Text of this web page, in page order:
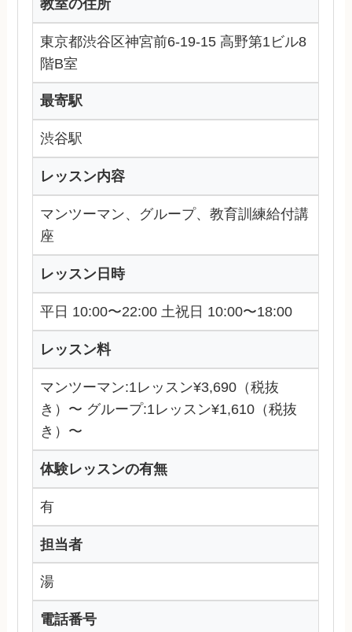
教室の住所
東京都渋谷区神宮前6-19-15 高野第1ビル8
階B室
最寄駅
渋谷駅
レッスン内容
マンツーマン、グループ、教育訓練給付講
座
レッスン日時
平日 10:00〜22:00 土祝日 10:00〜18:00
レッスン料
マンツーマン:1レッスン¥3,690（税抜
き）〜 グループ:1レッスン¥1,610（税抜
き）〜
体験レッスンの有無
有
担当者
湯
電話番号